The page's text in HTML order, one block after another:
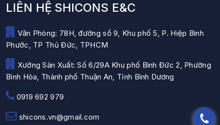
LIÊN HỆ SHICONS E&C
Văn Phòng: 78H, đường số 9, Khu phố 5, P. Hiệp Bình
Phước, TP Thủ Đức, TPHCM
Xưởng Sản Xuất: Số 6/29A Khu phố Bình Đức 2, Phường
Bình Hòa, Thành phố Thuận An, Tỉnh Bình Dương
0919 692 979
shicons.vn@gmail.com